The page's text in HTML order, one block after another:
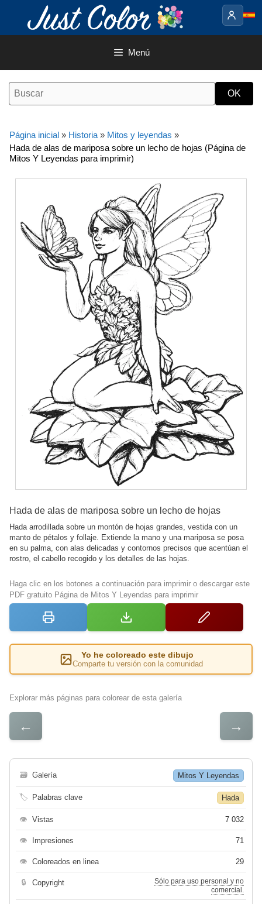
contenido
Menú
Página inicial » Historia » Mitos y leyendas »
Hada de alas de mariposa sobre un lecho de hojas (Página de
Mitos Y Leyendas para imprimir)
Hada de alas de mariposa sobre un lecho de hojas
Hada arrodillada sobre un montón de hojas grandes, vestida con un
manto de pétalos y follaje. Extiende la mano y una mariposa se posa
en su palma, con alas delicadas y contornos precisos que acentúan el
rostro, el cabello recogido y los detalles de las hojas.
Haga clic en los botones a continuación para imprimir o descargar este
PDF gratuito Página de Mitos Y Leyendas para imprimir
Yo he coloreado este dibujo
Comparte tu versión con la comunidad
Explorar más páginas para colorear de esta galería
← →
🗃 Galería Mitos Y Leyendas
🏷 Palabras clave Hada
👁 Vistas 7 032
👁 Impresiones 71
👁 Coloreados en linea 29
🔒 Copyright
Sólo para uso personal y no
comercial.